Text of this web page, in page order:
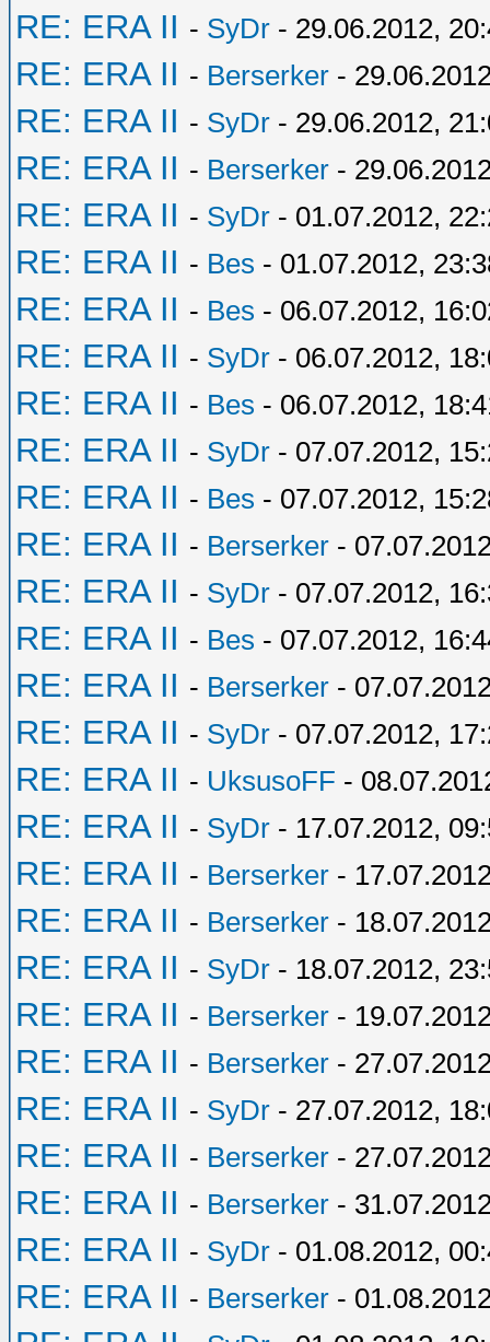
RE: ERA II - SyDr - 29.06.2012,
RE: ERA II - Berserker -
RE: ERA II - SyDr - 29.06.2012,
RE: ERA II - Berserker -
RE: ERA II - SyDr - 01.07.2012,
RE: ERA II - Bes - 01.07.2012,
RE: ERA II - Bes - 06.07.2012,
RE: ERA II - SyDr - 06.07.2012,
RE: ERA II - Bes - 06.07.2012,
RE: ERA II - SyDr - 07.07.2012,
RE: ERA II - Bes - 07.07.2012,
RE: ERA II - Berserker -
RE: ERA II - SyDr - 07.07.2012,
RE: ERA II - Bes - 07.07.2012,
RE: ERA II - Berserker -
RE: ERA II - SyDr - 07.07.2012,
RE: ERA II - UksusoFF -
RE: ERA II - SyDr - 17.07.2012,
RE: ERA II - Berserker -
RE: ERA II - Berserker -
RE: ERA II - SyDr - 18.07.2012,
RE: ERA II - Berserker -
RE: ERA II - Berserker -
RE: ERA II - SyDr - 27.07.2012,
RE: ERA II - Berserker -
RE: ERA II - Berserker -
RE: ERA II - SyDr - 01.08.2012,
RE: ERA II - Berserker -